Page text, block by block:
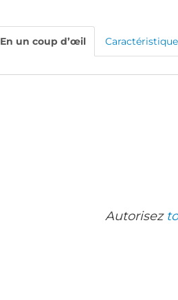
En un coup d’œil
Autorisez